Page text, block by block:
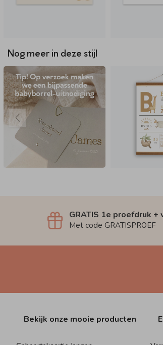
Nog meer in deze stijl
GRATIS 1e proefdruk
Met code GRATISPROEF
Bekijk onze mooie producten